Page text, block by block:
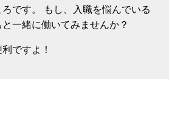
です。 もし、入職を悩んでいる
一緒に働いてみませんか？
ですよ！